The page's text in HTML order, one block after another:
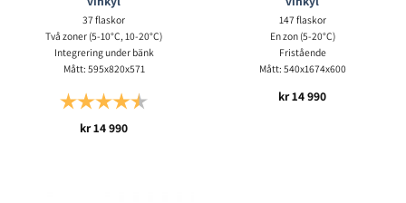
37 flaskor
Två zoner (5-10°C, 10-20°C)
Integrering under bänk
Mått: 595x820x571
Betyg:
kr14 990
147 flaskor
En zon (5-20°C)
Fristående
Mått: 540x1674x600
kr14 990